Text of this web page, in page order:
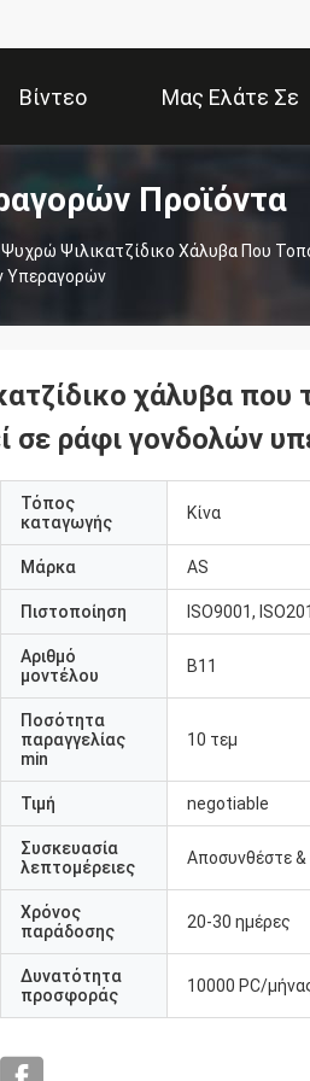
Βίντεο Μας Ελάτε Σε
Επαφή Με
Προϊόντα
Ψιλικατζίδικο Χάλυβα Που
Υπεραγορών
χάλυβα που
σε ράφι γονδολών
Τόπος
καταγωγής
Κίνα
Μάρκα AS
Πιστοποίηση ISO9001,
Αριθμό
μοντέλου
Β11
Ποσότητα
παραγγελίας
min
10 τεμ
Τιμή negotiable
Συσκευασία
λεπτομέρειες
Αποσυνθέστε
Χρόνος
παράδοσης
20-30 ημέρες
Δυνατότητα
προσφοράς
10000 PC/